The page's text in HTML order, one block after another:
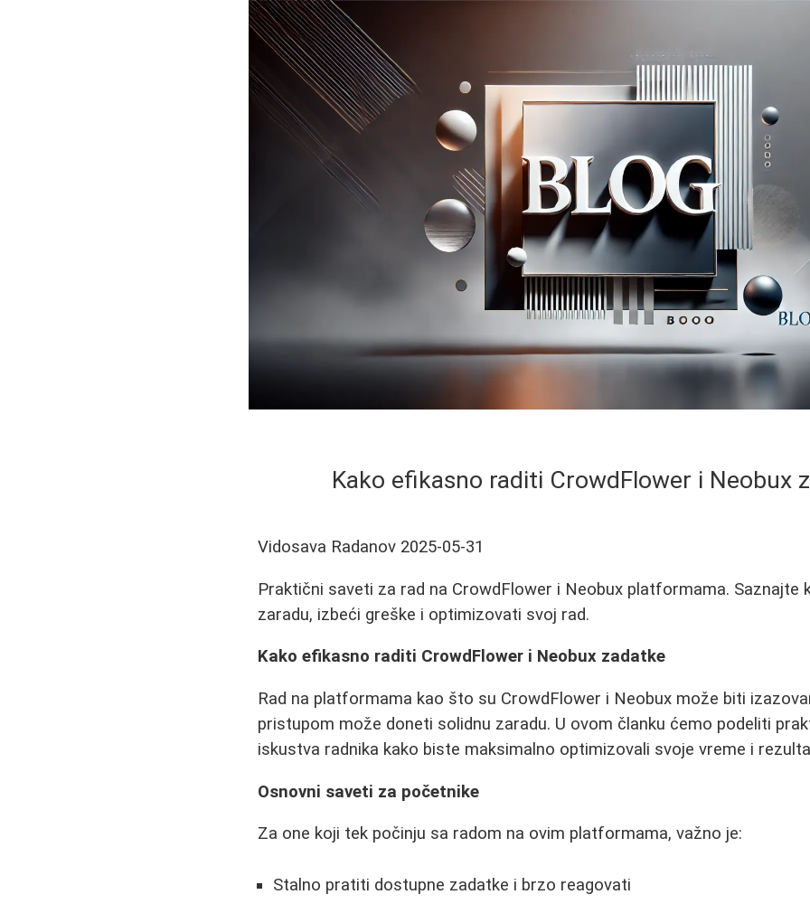
Kako efikasno raditi CrowdFlower i Neobux
Vidosava Radanov 2025-05-31
Praktični saveti za rad na CrowdFlower i Neobux platformama. Saznajte
zaradu, izbeći greške i optimizovati svoj rad.
Kako efikasno raditi CrowdFlower i Neobux zadatke
Rad na platformama kao što su CrowdFlower i Neobux može biti
pristupom može doneti solidnu zaradu. U ovom članku ćemo podeliti
iskustva radnika kako biste maksimalno optimizovali svoje vreme i
Osnovni saveti za početnike
Za one koji tek počinju sa radom na ovim platformama, važno je:
Stalno pratiti dostupne zadatke i brzo reagovati